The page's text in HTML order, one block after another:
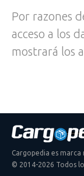
Por razones
acceso a los
mostrará los
Cargopedia es marca
© 2014-2026 Todos